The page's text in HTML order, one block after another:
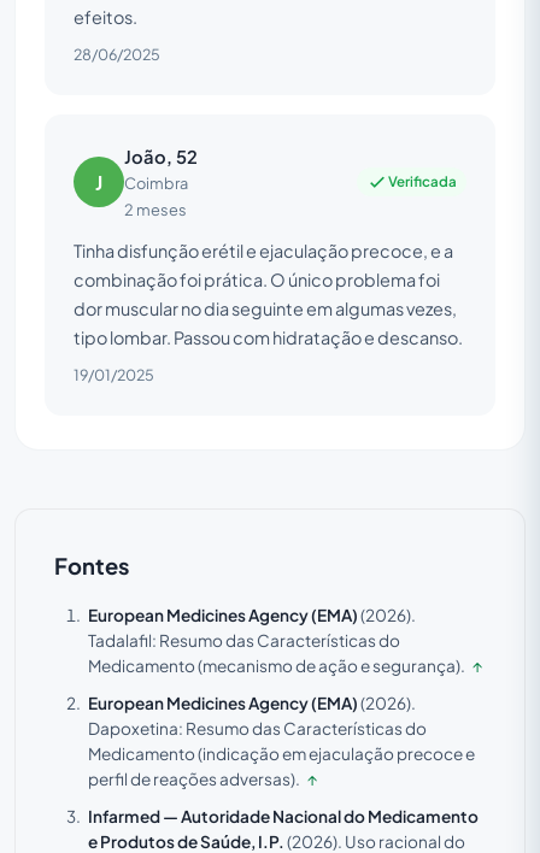
efeitos.
28/06/2025
J
João, 52
Coimbra
2 meses
Verificada
Tinha disfunção erétil e ejaculação precoce, e a
combinação foi prática. O único problema foi
dor muscular no dia seguinte em algumas vezes,
tipo lombar. Passou com hidratação e descanso.
19/01/2025
Fontes
European Medicines Agency (EMA)(2026).
Tadalafil: Resumo das Características do
Medicamento (mecanismo de ação e segurança). ↑
European Medicines Agency (EMA)(2026).
Dapoxetina: Resumo das Características do
Medicamento (indicação em ejaculação precoce e
perfil de reações adversas). ↑
Infarmed — Autoridade Nacional do Medicamento
e Produtos de Saúde, I.P.(2026). Uso racional do